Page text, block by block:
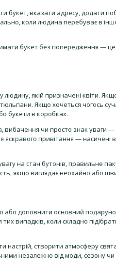
букет, вказати адресу, додати
коли людина перебуває в
букет без попередження —
якій призначені квіти.
Якщо хочеться чогось
букети в коробках.
вибачення чи просто знак уваги —
яскравого привітання — насичені
на стан бутонів, правильне
якщо виглядає неохайно або
доповнити основний
випадків, коли складно
настрій, створити атмосферу
незалежно від моди, сезону чи